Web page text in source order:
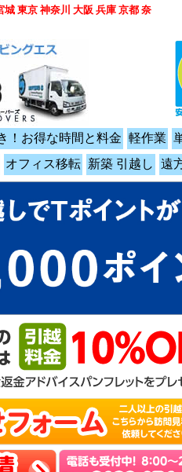
！お得な時間と料金 軽作業
オフィス移転 新築 引越し 遠
東京 神奈川 大阪 兵庫 京都 奈